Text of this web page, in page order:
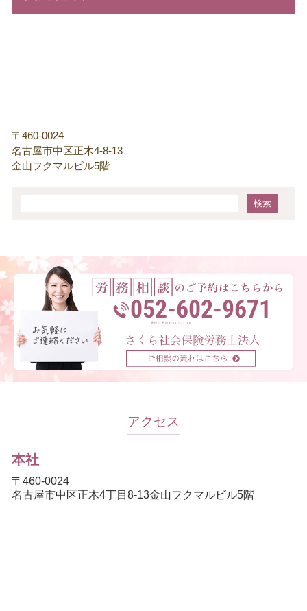
〒460-0024
名古屋市中区正木4-8-13
金山フクマルビル5階
052-602-9671
受付：平日9:00～17:00
アクセス
本社
〒460-0024
名古屋市中区正木4丁目8-13金山フクマルビル5階